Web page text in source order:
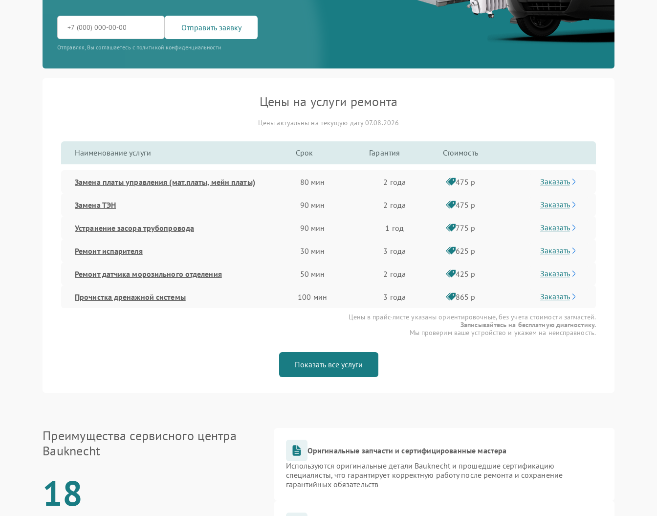
Отправить заявку
Отправляя, Вы соглашаетесь с политикой конфиденциальности
Цены на услуги ремонта
Цены актуальны на текущую дату 07.08.2026
Наименование услуги Срок Гарантия Стоимость
Замена платы управления (мат.платы, мейн платы) 80 мин 2 года 475 р Заказать
Замена ТЭН 90 мин 2 года 475 р Заказать
Устранение засора трубопровода 90 мин 1 год 775 р Заказать
Ремонт испарителя 30 мин 3 года 625 р Заказать
Ремонт датчика морозильного отделения 50 мин 2 года 425 р Заказать
Прочистка дренажной системы 100 мин 3 года 865 р Заказать
Цены в прайс-листе указаны ориентировочные, без учета стоимости запчастей.
Записывайтесь на бесплатную диагностику.
Мы проверим ваше устройство и укажем на неисправность.
Показать все услуги
Преимущества сервисного центра
Bauknecht
18
Оригинальные запчасти и сертифицированные мастера
Используются оригинальные детали Bauknecht и прошедшие сертификацию
специалисты, что гарантирует корректную работу после ремонта и сохранение
гарантийных обязательств